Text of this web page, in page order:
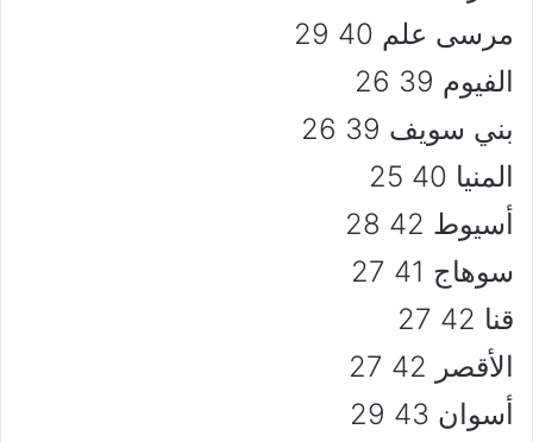
مرسى علم 40 29
الفيوم 39 26
بني سويف 39 26
المنيا 40 25
أسيوط 42 28
سوهاج 41 27
قنا 42 27
الأقصر 42 27
أسوان 43 29